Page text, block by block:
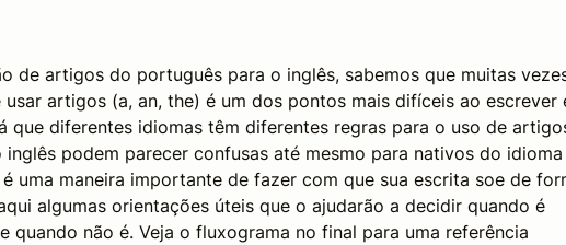
de artigos do português para o inglês, sabemos que muitas
artigos (a, an, the) é um dos pontos mais difíceis ao escrever
que diferentes idiomas têm diferentes regras para o uso de
podem parecer confusas até mesmo para nativos do idioma
uma maneira importante de fazer com que sua escrita soe de
algumas orientações úteis que o ajudarão a decidir quando é
quando não é. Veja o fluxograma no final para uma referência